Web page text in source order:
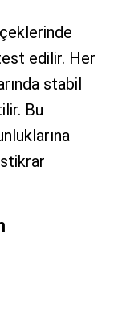
edilir. Her
stabil
Bu